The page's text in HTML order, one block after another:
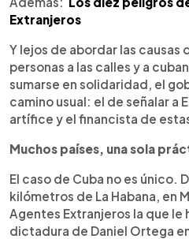
Extranjeros
Y lejos de abordar las causas
personas a las calles y a
sumarse en solidaridad, el
camino usual: el de señalar a
artífice y el financista de
Muchos países, una sola
El caso de Cuba no es único.
kilómetros de La Habana, en
Agentes Extranjeros la que le
dictadura de Daniel Ortega